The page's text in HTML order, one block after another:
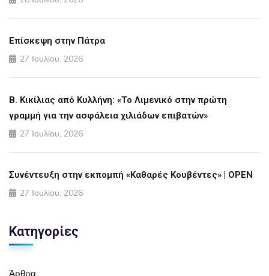
Επίσκεψη στην Πάτρα
27 Ιουλίου, 2026
Β. Κικίλιας από Κυλλήνη: «Το Λιμενικό στην πρώτη
γραμμή για την ασφάλεια χιλιάδων επιβατών»
27 Ιουλίου, 2026
Συνέντευξη στην εκπομπή «Καθαρές Κουβέντες» | OPEN
27 Ιουλίου, 2026
Κατηγορίες
Άρθρα